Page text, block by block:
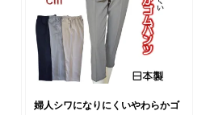
婦人シワになりにくいやわらかゴ